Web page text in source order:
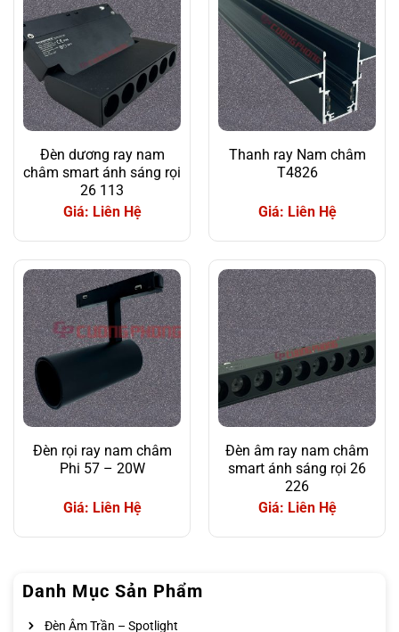
Đèn dương ray nam
châm smart ánh sáng rọi
26 113
Giá: Liên Hệ
Thanh ray Nam châm
T4826
Giá: Liên Hệ
Đèn rọi ray nam châm
Phi 57 – 20W
Giá: Liên Hệ
Đèn âm ray nam châm
smart ánh sáng rọi 26
226
Giá: Liên Hệ
Danh Mục Sản Phẩm
Đèn Âm Trần – Spotlight